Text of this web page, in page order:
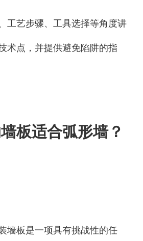
工艺步骤、工具选择等角度讲
术点，并提供避免陷阱的指
板适合弧形墙？
墙板是一项具有挑战性的任